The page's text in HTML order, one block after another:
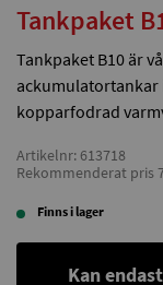
Tankpaket
Tankpaket B10 är
ackumulatortankar
kopparfodrad
Artikelnr: 613718
Rekommenderat pris
Finns i lager
Kan